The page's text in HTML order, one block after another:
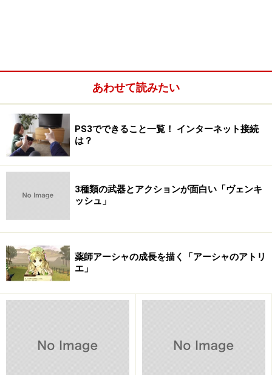
あわせて読みたい
PS3でできること一覧！ インターネット接続
は？
3種類の武器とアクションが面白い「ヴェンキ
ッシュ」
薬師アーシャの成長を描く「アーシャのアトリ
エ」